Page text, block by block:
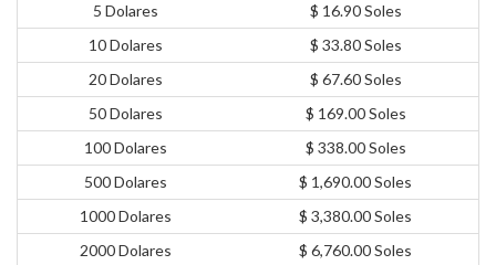
5 Dolares
$ 16.90 Soles
10 Dolares
$ 33.80 Soles
20 Dolares
$ 67.60 Soles
50 Dolares
$ 169.00 Soles
100 Dolares
$ 338.00 Soles
500 Dolares
$ 1,690.00 Soles
1000 Dolares
$ 3,380.00 Soles
2000 Dolares
$ 6,760.00 Soles